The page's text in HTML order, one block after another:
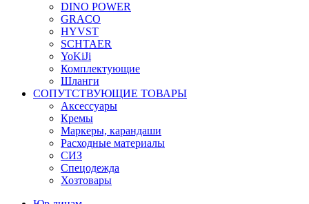
DINO POWER
GRACO
HYVST
SCHTAER
YoKiJi
Комплектующие
Шланги
СОПУТСТВУЮЩИЕ ТОВАРЫ
Аксессуары
Кремы
Маркеры, карандаши
Расходные материалы
СИЗ
Спецодежда
Хозтовары